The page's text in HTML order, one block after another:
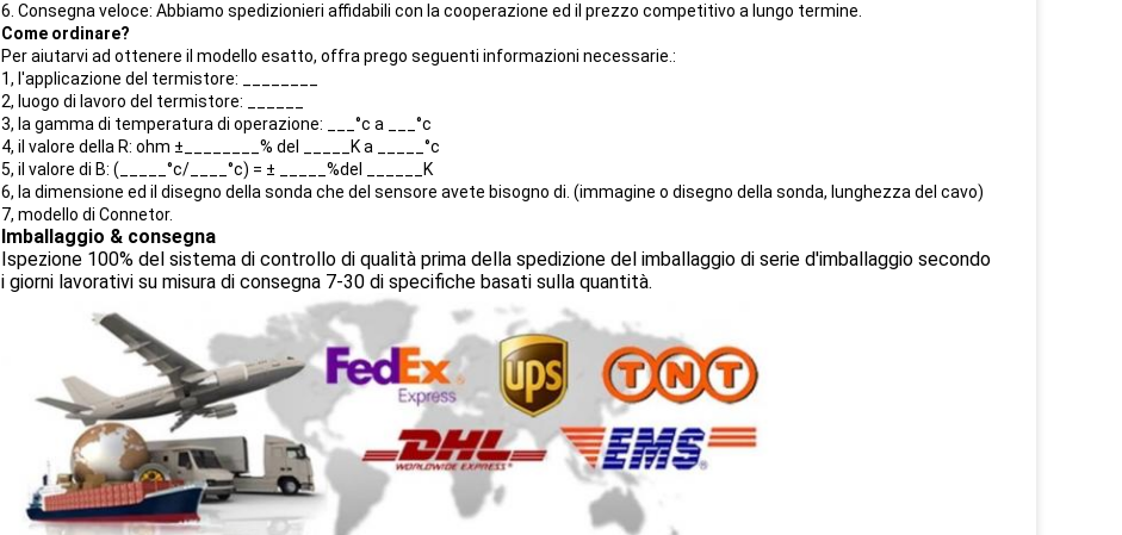
6. Consegna veloce: Abbiamo spedizionieri affidabili con la cooperazione ed il prezzo competitivo a lungo termine.
Come ordinare?
Per aiutarvi ad ottenere il modello esatto, offra prego seguenti informazioni necessarie.:
1, l'applicazione del termistore: ________
2, luogo di lavoro del termistore: ______
3, la gamma di temperatura di operazione: ___°c a ___°c
4, il valore della R: ohm ±________% del _____K a _____°c
5, il valore di B: (_____°c/____°c) = ± _____%del ______K
6, la dimensione ed il disegno della sonda che del sensore avete bisogno di. (immagine o disegno della sonda, lunghezza del cavo)
7, modello di Connetor.
Imballaggio & consegna
Ispezione 100% del sistema di controllo di qualità prima della spedizione del imballaggio di serie d'imballaggio secondo
i giorni lavorativi su misura di consegna 7-30 di specifiche basati sulla quantità.